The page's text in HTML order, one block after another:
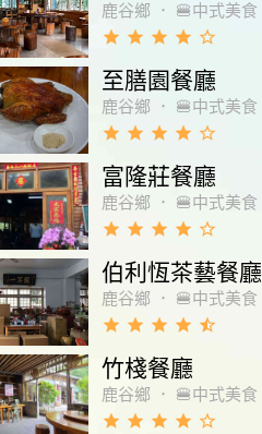
鹿谷鄉 ． 🍔中式美食
grade grade grade grade star_border
至膳園餐廳
鹿谷鄉 ． 🍔中式美食
grade grade grade grade star_border
富隆莊餐廳
鹿谷鄉 ． 🍔中式美食
grade grade grade grade star_border
伯利恆茶藝餐廳
鹿谷鄉 ． 🍔中式美食
grade grade grade grade star_half
竹棧餐廳
鹿谷鄉 ． 🍔中式美食
grade grade grade grade star_border